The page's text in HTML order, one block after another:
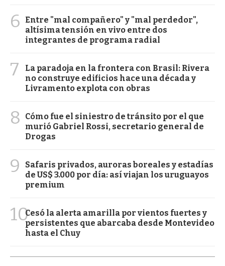
6
Entre "mal compañero" y "mal perdedor",
altísima tensión en vivo entre dos
integrantes de programa radial
7
La paradoja en la frontera con Brasil: Rivera
no construye edificios hace una década y
Livramento explota con obras
8
Cómo fue el siniestro de tránsito por el que
murió Gabriel Rossi, secretario general de
Drogas
9
Safaris privados, auroras boreales y estadías
de US$ 3.000 por día: así viajan los uruguayos
premium
10Cesó la alerta amarilla por vientos fuertes y
persistentes que abarcaba desde Montevideo
hasta el Chuy